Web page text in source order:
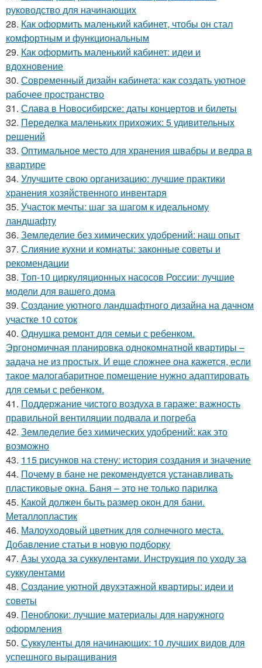
руководство для начинающих
28. Как оформить маленький кабинет, чтобы он стал
комфортным и функциональным
29. Как оформить маленький кабинет: идеи и
вдохновение
30. Современный дизайн кабинета: как создать уютное
рабочее пространство
31. Слава в Новосибирске: даты концертов и билеты
32. Переделка маленьких прихожих: 5 удивительных
решений
33. Оптимальное место для хранения швабры и ведра в
квартире
34. Улучшите свою организацию: лучшие практики
хранения хозяйственного инвентаря
35. Участок мечты: шаг за шагом к идеальному
ландшафту
36. Земледелие без химических удобрений: наш опыт
37. Слияние кухни и комнаты: законные советы и
рекомендации
38. Топ-10 циркуляционных насосов России: лучшие
модели для вашего дома
39. Создание уютного ландшафтного дизайна на дачном
участке 10 соток
40. Однушка ремонт для семьи с ребенком.
Эргономичная планировка однокомнатной квартиры –
задача не из простых. И еще сложнее она кажется, если
такое малогабаритное помещение нужно адаптировать
для семьи с ребенком.
41. Поддержание чистого воздуха в гараже: важность
правильной вентиляции подвала и погреба
42. Земледелие без химических удобрений: как это
возможно
43. 115 рисунков на стену: история создания и значение
44. Почему в бане не рекомендуется устанавливать
пластиковые окна. Баня – это не только парилка
45. Какой должен быть размер окон для бани.
Металлопластик
46. Малоуходовый цветник для солнечного места.
Добавление статьи в новую подборку
47. Азы ухода за суккулентами. Инструкция по уходу за
суккулентами
48. Создание уютной двухэтажной квартиры: идеи и
советы
49. Пеноблоки: лучшие материалы для наружного
оформления
50. Суккуленты для начинающих: 10 лучших видов для
успешного выращивания